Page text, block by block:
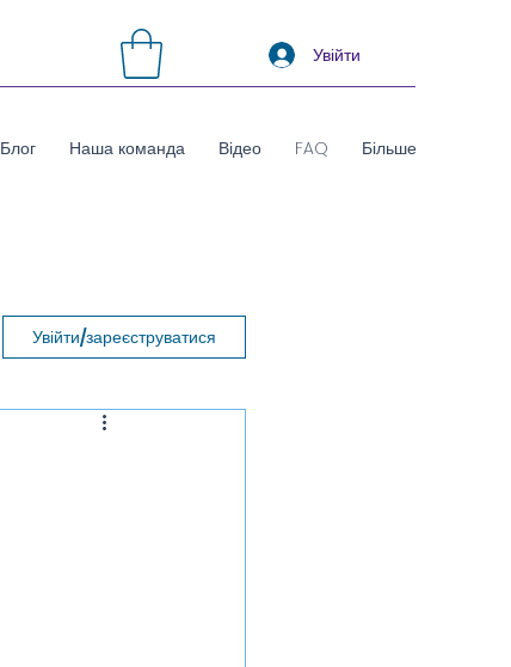
Увійти
Блог Наша команда Відео FAQ Більше
Увійти/зареєструватися